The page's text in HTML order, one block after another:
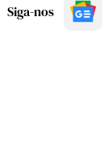
Siga-nos